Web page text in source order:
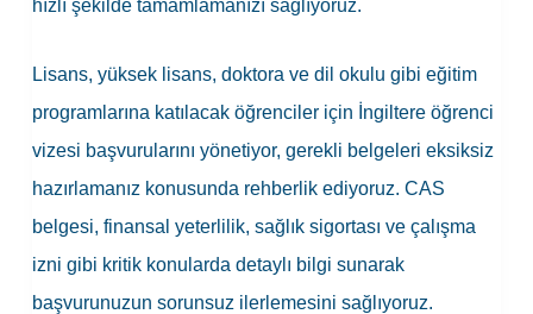
hızlı şekilde tamamlamanızı sağlıyoruz.
Lisans, yüksek lisans, doktora ve dil okulu gibi eğitim
programlarına katılacak öğrenciler için İngiltere öğrenci
vizesi başvurularını yönetiyor, gerekli belgeleri eksiksiz
hazırlamanız konusunda rehberlik ediyoruz. CAS
belgesi, finansal yeterlilik, sağlık sigortası ve çalışma
izni gibi kritik konularda detaylı bilgi sunarak
başvurunuzun sorunsuz ilerlemesini sağlıyoruz.